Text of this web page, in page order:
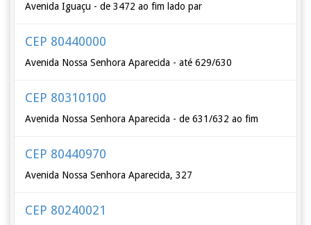
Avenida Iguaçu - de 3472 ao fim lado par
CEP 80440000
Avenida Nossa Senhora Aparecida - até 629/630
CEP 80310100
Avenida Nossa Senhora Aparecida - de 631/632 ao fim
CEP 80440970
Avenida Nossa Senhora Aparecida, 327
CEP 80240021